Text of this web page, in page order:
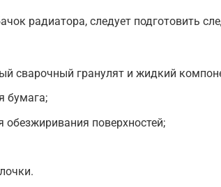
радиатора, следует подготовить
сварочный гранулят и жидкий
бумага;
обезжиривания поверхностей;